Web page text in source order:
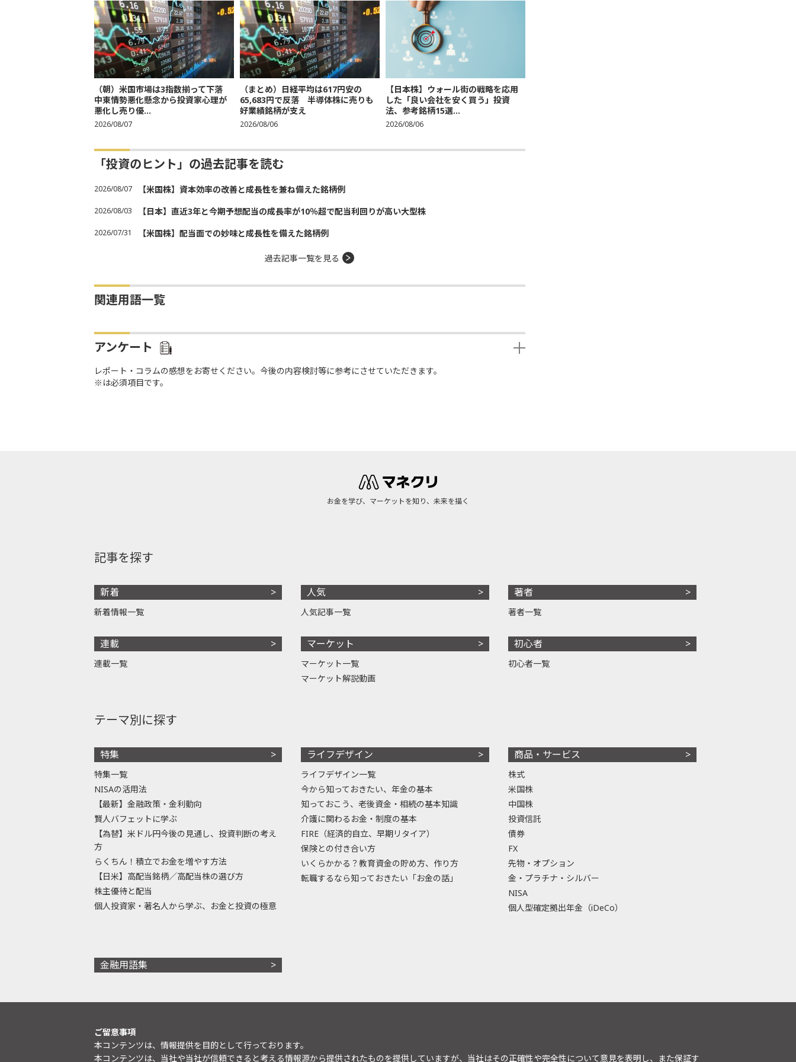
（朝）米国市場は3指数揃って下落
中東情勢悪化懸念から投資家心理が
悪化し売り優...
2026/08/07
（まとめ）日経平均は617円安の
65,683円で反落 半導体株に売りも
好業績銘柄が支え
2026/08/06
【日本株】ウォール街の戦略を応用
した「良い会社を安く買う」投資
法、参考銘柄15選...
2026/08/06
「投資のヒント」の過去記事を読む
2026/08/07 【米国株】資本効率の改善と成長性を兼ね備えた銘柄例
2026/08/03 【日本】直近3年と今期予想配当の成長率が10％超で配当利回りが高い大型株
2026/07/31 【米国株】配当面での妙味と成長性を備えた銘柄例
過去記事一覧を見る
関連用語一覧
アンケート
レポート・コラムの感想をお寄せください。今後の内容検討等に参考にさせていただきます。
※は必須項目です。
お金を学び、マーケットを知り、未来を描く
記事を探す
新着
新着情報一覧
連載
連載一覧
人気
人気記事一覧
マーケット
マーケット一覧
マーケット解説動画
著者
著者一覧
初心者
初心者一覧
テーマ別に探す
特集
特集一覧
NISAの活用法
【最新】金融政策・金利動向
賢人バフェットに学ぶ
【為替】米ドル円今後の見通し、投資判断の考え
方
らくちん！積立でお金を増やす方法
【日米】高配当銘柄／高配当株の選び方
株主優待と配当
個人投資家・著名人から学ぶ、お金と投資の極意
ライフデザイン
ライフデザイン一覧
今から知っておきたい、年金の基本
知っておこう、老後資金・相続の基本知識
介護に関わるお金・制度の基本
FIRE（経済的自立、早期リタイア）
保険との付き合い方
いくらかかる？教育資金の貯め方、作り方
転職するなら知っておきたい「お金の話」
商品・サービス
株式
米国株
中国株
投資信託
債券
FX
先物・オプション
金・プラチナ・シルバー
NISA
個人型確定拠出年金（iDeCo）
金融用語集
ご留意事項
本コンテンツは、情報提供を目的として行っております。
本コンテンツは、当社や当社が信頼できると考える情報源から提供されたものを提供していますが、当社はその正確性や完全性について意見を表明し、また保証す